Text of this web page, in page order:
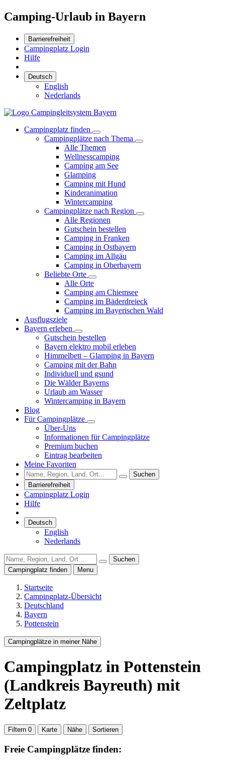
Camping-Urlaub in Bayern
Barrierefreiheit
Campingplatz Login
Hilfe
Deutsch
English
Nederlands
Campingplatz finden
Campingplätze nach Thema
Alle Themen
Wellnesscamping
Camping am See
Glamping
Camping mit Hund
Kinderanimation
Wintercamping
Campingplätze nach Region
Alle Regionen
Gutschein bestellen
Camping in Franken
Camping in Ostbayern
Camping im Allgäu
Camping in Oberbayern
Beliebte Orte
Alle Orte
Camping am Chiemsee
Camping im Bäderdreieck
Camping im Bayerischen Wald
Ausflugsziele
Bayern erleben
Gutschein bestellen
Bayern elektro mobil erleben
Himmelbett – Glamping in Bayern
Camping mit der Bahn
Individuell und gsund
Die Wälder Bayerns
Urlaub am Wasser
Wintercamping in Bayern
Blog
Für Campingplätze
Über-Uns
Informationen für Campingplätze
Premium buchen
Eintrag bearbeiten
Meine Favoriten
Suchen
Barrierefreiheit
Campingplatz Login
Hilfe
Deutsch
English
Nederlands
Suchen
Campingplatz finden
Menu
Startseite
Campingplatz-Übersicht
Deutschland
Bayern
Pottenstein
Campingplätze in meiner Nähe
Campingplatz in Pottenstein
(Landkreis Bayreuth) mit
Zeltplatz
Filtern 0 Karte Nähe Sortieren
Freie Campingplätze finden: